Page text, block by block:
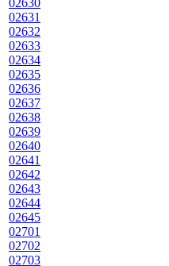
02630
02631
02632
02633
02634
02635
02636
02637
02638
02639
02640
02641
02642
02643
02644
02645
02701
02702
02703